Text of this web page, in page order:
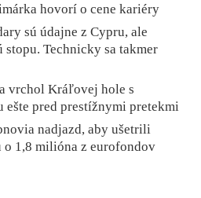
hovorí o cene kariéry
sú údajne z Cypru, ale
stopu. Technicky sa takmer
vrchol Kráľovej hole s
ešte pred prestížnymi pretekmi
nadjazd, aby ušetrili
o 1,8 milióna z eurofondov